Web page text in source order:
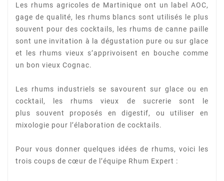
Les rhums agricoles de Martinique ont un label AOC,
gage de qualité, les rhums blancs sont utilisés le plus
souvent pour des cocktails, les rhums de canne paille
sont une invitation à la dégustation pure ou sur glace
et les rhums vieux s’apprivoisent en bouche comme
un bon vieux Cognac.
Les rhums industriels se savourent sur glace ou en
cocktail, les rhums vieux de sucrerie sont le
plus souvent proposés en digestif, ou utiliser en
mixologie pour l’élaboration de cocktails.
Pour vous donner quelques idées de rhums, voici les
trois coups de cœur de l’équipe Rhum Expert :